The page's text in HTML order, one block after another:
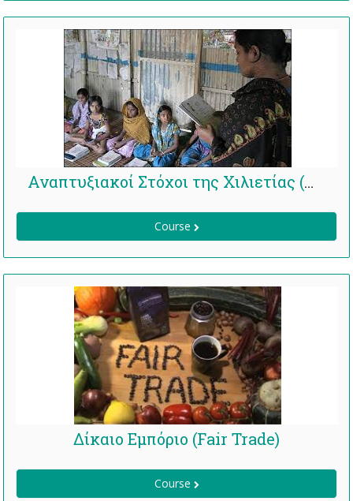
Αναπτυξιακοί Στόχοι της Χιλιετίας (ΑΣΧ)
Course
Δίκαιο Εμπόριο (Fair Trade)
Course